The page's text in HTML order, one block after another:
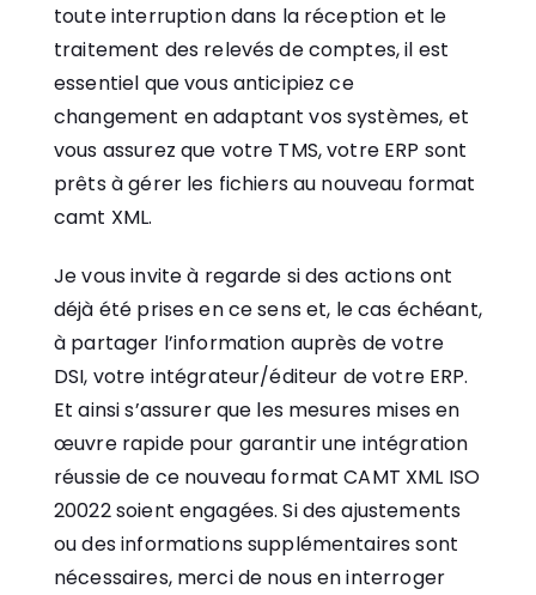
toute interruption dans la réception et le
traitement des relevés de comptes, il est
essentiel que vous anticipiez ce
changement en adaptant vos systèmes, et
vous assurez que votre TMS, votre ERP sont
prêts à gérer les fichiers au nouveau format
camt XML.
Je vous invite à regarde si des actions ont
déjà été prises en ce sens et, le cas échéant,
à partager l’information auprès de votre
DSI, votre intégrateur/éditeur de votre ERP.
Et ainsi s’assurer que les mesures mises en
œuvre rapide pour garantir une intégration
réussie de ce nouveau format CAMT XML ISO
20022 soient engagées. Si des ajustements
ou des informations supplémentaires sont
nécessaires, merci de nous en interroger